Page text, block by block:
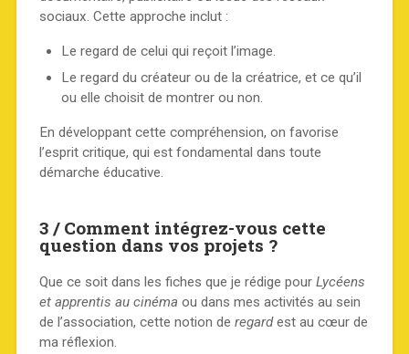
sociaux. Cette approche inclut :
Le regard de celui qui reçoit l’image.
Le regard du créateur ou de la créatrice, et ce qu’il
ou elle choisit de montrer ou non.
En développant cette compréhension, on favorise
l’esprit critique, qui est fondamental dans toute
démarche éducative.
3 / Comment intégrez-vous cette
question dans vos projets ?
Que ce soit dans les fiches que je rédige pour Lycéens
et apprentis au cinéma ou dans mes activités au sein
de l’association, cette notion de regardest au cœur de
ma réflexion.